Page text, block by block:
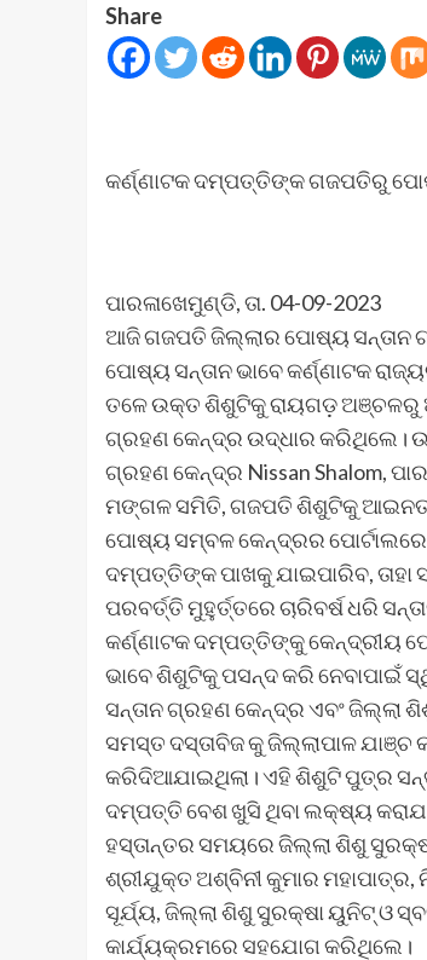
Share
କର୍ଣ୍ଣାଟକ ଦମ୍ପତ୍ତିଙ୍କ ଗଜପତିରୁ
ପାରଳାଖେମୁଣ୍ଡି, ତା. 04-09-2023
ଆଜି ଗଜପତି ଜିଲ୍ଲାର ପୋଷ୍ୟ ସନ୍ତାନ
ପୋଷ୍ୟ ସନ୍ତାନ ଭାବେ କର୍ଣ୍ଣାଟକ
ତଳେ ଉକ୍ତ ଶିଶୁଟିକୁ ରାୟଗଡ଼ ଅଞ୍ଚଳରୁ
ଗ୍ରହଣ କେନ୍ଦ୍ର ଉଦ୍ଧାର କରିଥିଲେ।
ଗ୍ରହଣ କେନ୍ଦ୍ର Nissan Shalom,
ମଙ୍ଗଳ ସମିତି, ଗଜପତି ଶିଶୁଟିକୁ ଆଇନତଃ
ପୋଷ୍ୟ ସମ୍ବଳ କେନ୍ଦ୍ରର ପୋର୍ଟାଲରେ
ଦମ୍ପତ୍ତିଙ୍କ ପାଖକୁ ଯାଇପାରିବ,
ପରବର୍ତ୍ତି ମୁହୁର୍ତ୍ତରେ ଚାରିବର୍ଷ ଧରି
କର୍ଣ୍ଣାଟକ ଦମ୍ପତ୍ତିଙ୍କୁ କେନ୍ଦ୍ରୀୟ
ଭାବେ ଶିଶୁଟିକୁ ପସନ୍ଦ କରି ନେବାପାଇଁ
ସନ୍ତାନ ଗ୍ରହଣ କେନ୍ଦ୍ର ଏବଂ ଜିଲ୍ଲା
ସମସ୍ତ ଦସ୍ତାବିଜ କୁ ଜିଲ୍ଲାପାଳ
କରିଦିଆଯାଇଥିଲା। ଏହି ଶିଶୁଟି ପୁତ୍ର
ଦମ୍ପତ୍ତି ବେଶ ଖୁସି ଥିବା ଲକ୍ଷ୍ୟ
ହସ୍ତାନ୍ତର ସମୟରେ ଜିଲ୍ଲା ଶିଶୁ
ଶ୍ରୀଯୁକ୍ତ ଅଶ୍ବିନୀ କୁମାର
ସୂର୍ଯ୍ୟ, ଜିଲ୍ଲା ଶିଶୁ ସୁରକ୍ଷା ୟୁନିଟ୍ ଓ
କାର୍ଯ୍ୟକ୍ରମରେ ସହଯୋଗ କରିଥିଲେ।